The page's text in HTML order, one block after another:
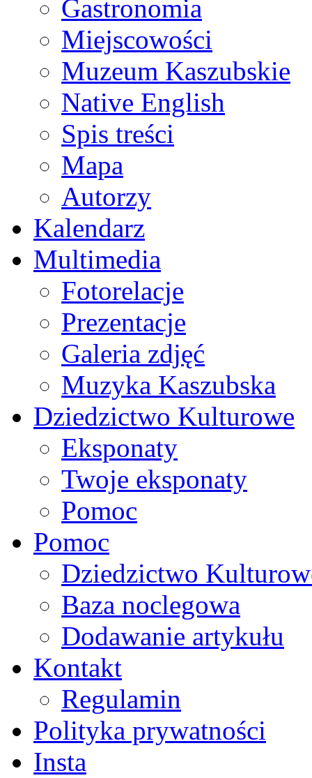
Gastronomia
Miejscowości
Muzeum Kaszubskie
Native English
Spis treści
Mapa
Autorzy
Kalendarz
Multimedia
Fotorelacje
Prezentacje
Galeria zdjęć
Muzyka Kaszubska
Dziedzictwo Kulturowe
Eksponaty
Twoje eksponaty
Pomoc
Pomoc
Dziedzictwo
Baza noclegowa
Dodawanie artykułu
Kontakt
Regulamin
Polityka prywatności
Insta